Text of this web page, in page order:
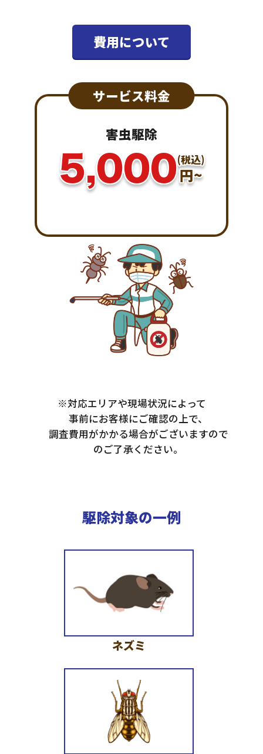
費用について
サービス料金
害虫駆除
5,000(税込)
円~
※対応エリアや現場状況によって
事前にお客様にご確認の上で、
調査費用がかかる場合がございますので
のご了承ください。
駆除対象の一例
ネズミ